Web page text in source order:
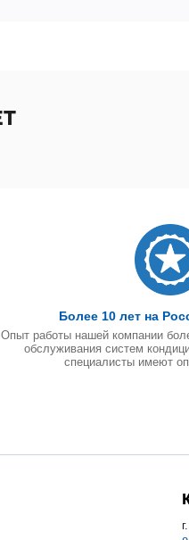
Более 10 лет на
Опыт работы нашей компании
обслуживания систем
специалисты имеют